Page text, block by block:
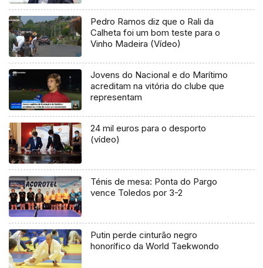
Pedro Ramos diz que o Rali da
Calheta foi um bom teste para o
Vinho Madeira (Vídeo)
Jovens do Nacional e do Marítimo
acreditam na vitória do clube que
representam
24 mil euros para o desporto
(vídeo)
Ténis de mesa: Ponta do Pargo
vence Toledos por 3-2
Putin perde cinturão negro
honorífico da World Taekwondo